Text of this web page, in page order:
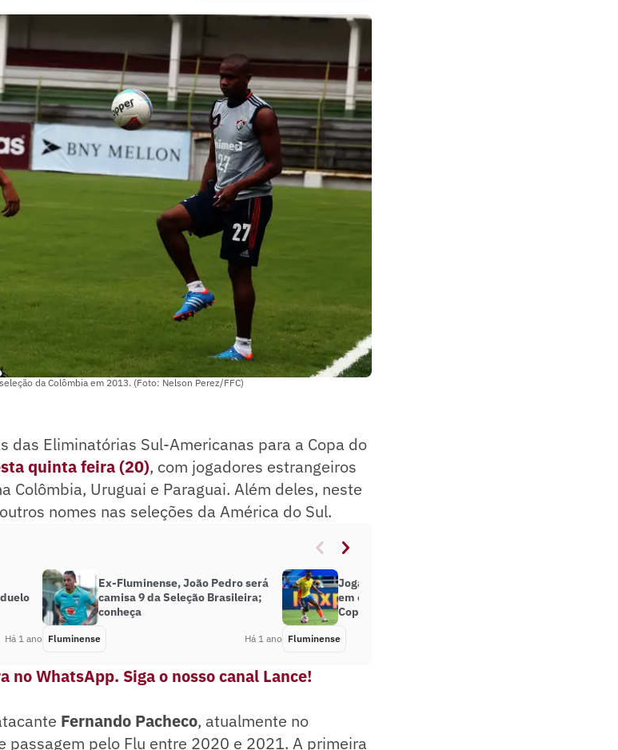
da Colômbia em 2013. (Foto: Nelson Perez/FFC)
das Eliminatórias Sul-Americanas para a Copa do
quinta feira (20), com jogadores estrangeiros
Colômbia, Uruguai e Paraguai. Além deles, neste
nomes nas seleções da América do Sul.
Há 1 ano
Ex-Fluminense, João Pedro será
camisa 9 da Seleção Brasileira;
conheça
Fluminense Há 1 ano
Jogadores do Fluminense entram
em campo pelas Eliminatórias da
Copa do Mundo
Fluminense
no WhatsApp. Siga o nosso canal Lance!
Fernando Pacheco, atualmente no
passagem pelo Flu entre 2020 e 2021. A primeira